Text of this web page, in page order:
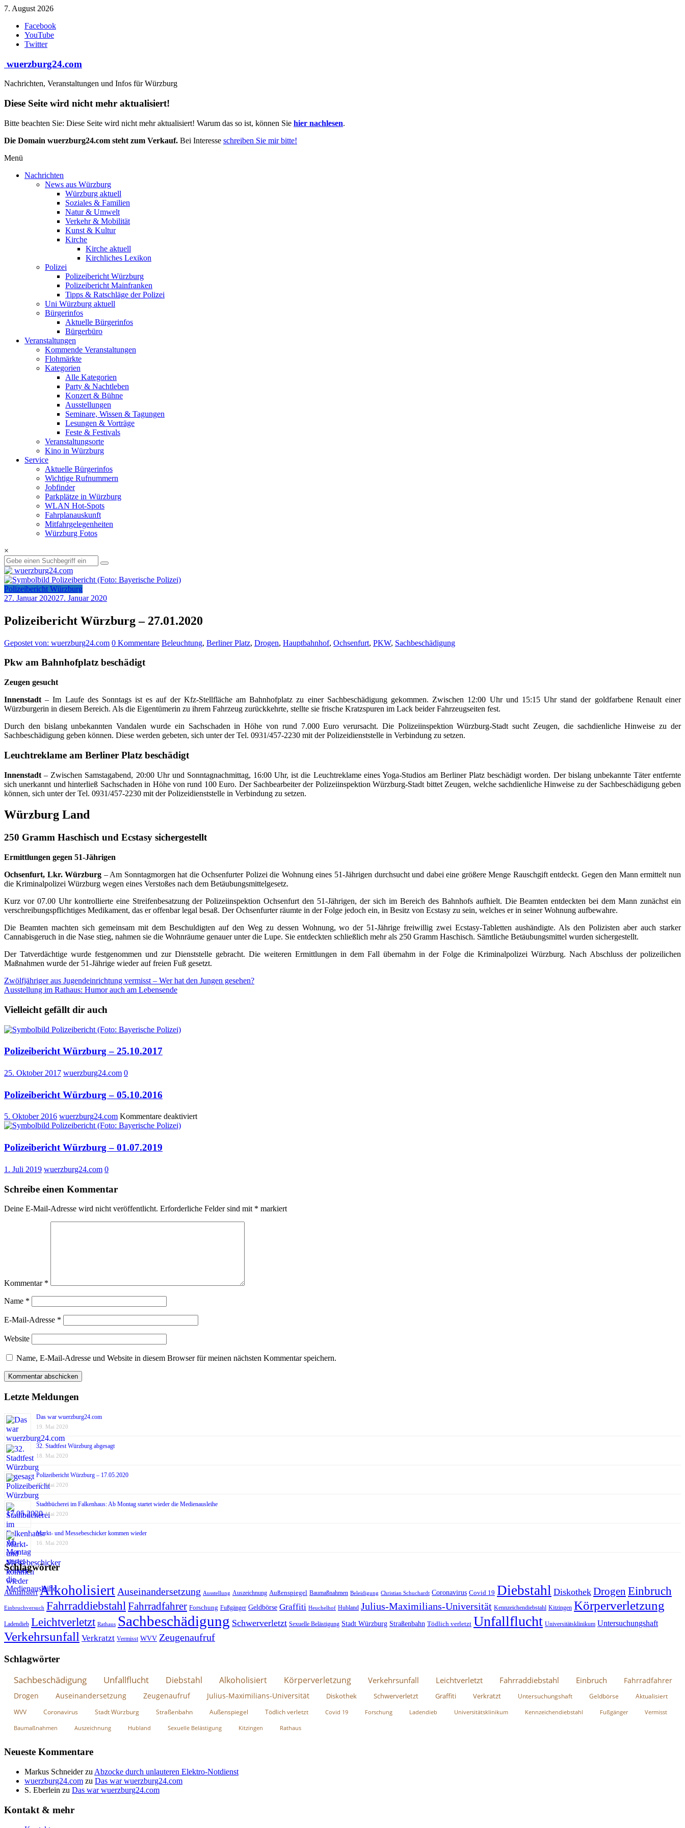
Zum
springen
7. August 2026
Facebook
YouTube
Twitter
wuerzburg24.com
Nachrichten, Veranstaltungen und Infos für Würzburg
Diese Seite wird nicht mehr aktualisiert!
Bitte beachten Sie: Diese Seite wird nicht mehr aktualisiert! Warum das so ist, können Sie hier nachlesen.
Die Domain wuerzburg24.com steht zum Verkauf. Bei Interesse schreiben Sie mir bitte!
Menü
Nachrichten
News aus Würzburg
Würzburg aktuell
Soziales & Familien
Natur & Umwelt
Verkehr & Mobilität
Kunst & Kultur
Kirche
Kirche aktuell
Kirchliches Lexikon
Polizei
Polizeibericht Würzburg
Polizeibericht Mainfranken
Tipps & Ratschläge der Polizei
Uni Würzburg aktuell
Bürgerinfos
Aktuelle Bürgerinfos
Bürgerbüro
Veranstaltungen
Kommende Veranstaltungen
Flohmärkte
Kategorien
Alle Kategorien
Party & Nachtleben
Konzert & Bühne
Ausstellungen
Seminare, Wissen & Tagungen
Lesungen & Vorträge
Feste & Festivals
Veranstaltungsorte
Kino in Würzburg
Service
Aktuelle Bürgerinfos
Wichtige Rufnummern
Jobfinder
Parkplätze in Würzburg
WLAN Hot-Spots
Fahrplanauskunft
Mitfahrgelegenheiten
Würzburg Fotos
×
Polizeibericht Würzburg
27. Januar 202027. Januar 2020
Polizeibericht Würzburg – 27.01.2020
Gepostet von: wuerzburg24.com 0 Kommentare Beleuchtung, Berliner Platz, Drogen, Hauptbahnhof, Ochsenfurt, PKW, Sachbeschädigung
Pkw am Bahnhofplatz beschädigt
Zeugen gesucht
Innenstadt – Im Laufe des Sonntags ist es auf der Kfz-Stellfläche am Bahnhofplatz zu einer Sachbeschädigung gekommen. Zwischen 12:00 Uhr und 15:15 Uhr stand der goldfarbene Renault einer
Würzburgerin in diesem Bereich. Als die Eigentümerin zu ihrem Fahrzeug zurückkehrte, stellte sie frische Kratzspuren im Lack beider Fahrzeugseiten fest.
Durch den bislang unbekannten Vandalen wurde ein Sachschaden in Höhe von rund 7.000 Euro verursacht. Die Polizeiinspektion Würzburg-Stadt sucht Zeugen, die sachdienliche Hinweise zu der
Sachbeschädigung geben können. Diese werden gebeten, sich unter der Tel. 0931/457-2230 mit der Polizeidienststelle in Verbindung zu setzen.
Leuchtreklame am Berliner Platz beschädigt
Innenstadt – Zwischen Samstagabend, 20:00 Uhr und Sonntagnachmittag, 16:00 Uhr, ist die Leuchtreklame eines Yoga-Studios am Berliner Platz beschädigt worden. Der bislang unbekannte Täter entfernte
sich unerkannt und hinterließ Sachschaden in Höhe von rund 100 Euro. Der Sachbearbeiter der Polizeiinspektion Würzburg-Stadt bittet Zeugen, welche sachdienliche Hinweise zu der Sachbeschädigung geben
können, sich unter der Tel. 0931/457-2230 mit der Polizeidienststelle in Verbindung zu setzen.
Würzburg Land
250 Gramm Haschisch und Ecstasy sichergestellt
Ermittlungen gegen 51-Jährigen
Ochsenfurt, Lkr. Würzburg – Am Sonntagmorgen hat die Ochsenfurter Polizei die Wohnung eines 51-Jährigen durchsucht und dabei eine größere Menge Rauschgift entdeckt. Gegen den Mann ermittelt nun
die Kriminalpolizei Würzburg wegen eines Verstoßes nach dem Betäubungsmittelgesetz.
Kurz vor 07.00 Uhr kontrollierte eine Streifenbesatzung der Polizeiinspektion Ochsenfurt den 51-Jährigen, der sich im Bereich des Bahnhofs aufhielt. Die Beamten entdeckten bei dem Mann zunächst ein
verschreibungspflichtiges Medikament, das er offenbar legal besaß. Der Ochsenfurter räumte in der Folge jedoch ein, in Besitz von Ecstasy zu sein, welches er in seiner Wohnung aufbewahre.
Die Beamten machten sich gemeinsam mit dem Beschuldigten auf den Weg zu dessen Wohnung, wo der 51-Jährige freiwillig zwei Ecstasy-Tabletten aushändigte. Als den Polizisten aber auch starker
Cannabisgeruch in die Nase stieg, nahmen sie die Wohnräume genauer unter die Lupe. Sie entdeckten schließlich mehr als 250 Gramm Haschisch. Sämtliche Betäubungsmittel wurden sichergestellt.
Der Tatverdächtige wurde festgenommen und zur Dienststelle gebracht. Die weiteren Ermittlungen in dem Fall übernahm in der Folge die Kriminalpolizei Würzburg. Nach Abschluss der polizeilichen
Maßnahmen wurde der 51-Jährige wieder auf freien Fuß gesetzt.
Beitragsnavigation
Zwölfjähriger aus Jugendeinrichtung vermisst – Wer hat den Jungen gesehen?
Ausstellung im Rathaus: Humor auch am Lebensende
Vielleicht gefällt dir auch
Polizeibericht Würzburg – 25.10.2017
25. Oktober 2017 wuerzburg24.com 0
Polizeibericht Würzburg – 05.10.2016
5. Oktober 2016 wuerzburg24.com Kommentare deaktiviertfür
Polizeibericht Würzburg – 01.07.2019
1. Juli 2019 wuerzburg24.com 0
Schreibe einen Kommentar
Deine E-Mail-Adresse wird nicht veröffentlicht. Erforderliche Felder sind mit * markiert
Kommentar *
Name *
E-Mail-Adresse *
Website
Name, E-Mail-Adresse und Website in diesem Browser für meinen nächsten Kommentar speichern.
Letzte Meldungen
Das war wuerzburg24.com
19. Mai 2020
32. Stadtfest Würzburg abgesagt
18. Mai 2020
Polizeibericht Würzburg – 17.05.2020
17. Mai 2020
Stadtbücherei im Falkenhaus: Ab Montag startet wieder die Medienausleihe
17. Mai 2020
Markt- und Messebeschicker kommen wieder
16. Mai 2020
Schlagwörter
Aktualisiert Alkoholisiert Auseinandersetzung Ausstellung Auszeichnung Außenspiegel Baumaßnahmen Beleidigung Christian Schuchardt Coronavirus Covid 19 Diebstahl Diskothek Drogen Einbruch
Einbruchversuch Fahrraddiebstahl Fahrradfahrer Forschung Fußgänger Geldbörse Graffiti Heuchelhof Hubland Julius-Maximilians-Universität Kennzeichendiebstahl Kitzingen Körperverletzung
Ladendieb Leichtverletzt Rathaus Sachbeschädigung Schwerverletzt Sexuelle Belästigung Stadt Würzburg Straßenbahn Tödlich verletzt Unfallflucht Universitätsklinikum Untersuchungshaft
Verkehrsunfall Verkratzt Vermisst WVV Zeugenaufruf
Schlagwörter
Sachbeschädigung Unfallflucht Diebstahl Alkoholisiert Körperverletzung Verkehrsunfall Leichtverletzt Fahrraddiebstahl Einbruch
Fahrradfahrer
Drogen
Auseinandersetzung Zeugenaufruf Julius-Maximilians-Universität Diskothek Schwerverletzt Graffiti Verkratzt Untersuchungshaft Geldbörse
Aktualisiert
WVV
Coronavirus Stadt Würzburg Straßenbahn Außenspiegel Tödlich verletzt Covid 19 Forschung Ladendieb Universitätsklinikum Kennzeichendiebstahl Fußgänger Vermisst
Baumaßnahmen Auszeichnung Hubland Sexuelle Belästigung Kitzingen Rathaus
Neueste Kommentare
Markus Schneiderzu Abzocke durch unlauteren Elektro-Notdienst
wuerzburg24.com zu Das war wuerzburg24.com
S. Eberlein zu Das war wuerzburg24.com
Kontakt & mehr